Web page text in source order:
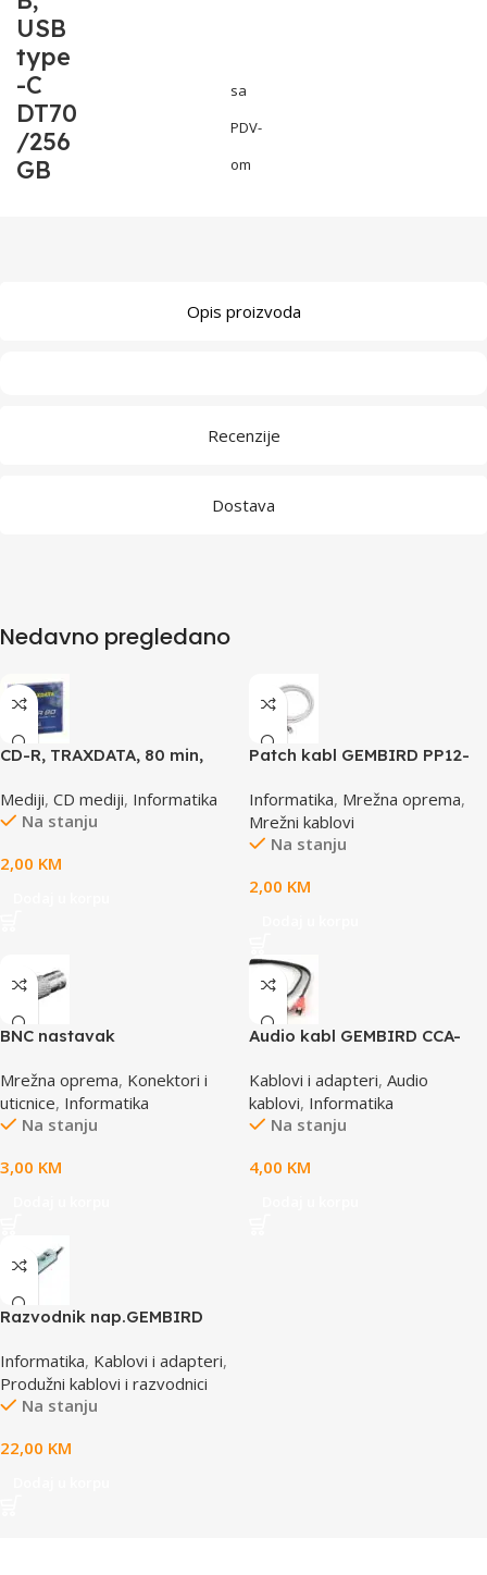
USB
type
-C
DT70
/256
GB
sa
PDV-
om
Opis proizvoda
Recenzije
Dostava
Nedavno pregledano
CD-R, TRAXDATA, 80 min,
Mediji, CD mediji, Informatika
Na stanju
2,00 KM
Patch kabl GEMBIRD PP12-
Informatika, Mrežna oprema,
Mrežni kablovi
Na stanju
2,00 KM
BNC nastavak
Mrežna oprema, Konektori i
uticnice, Informatika
Na stanju
3,00 KM
Audio kabl GEMBIRD CCA-
phono, 1,5m
Kablovi i adapteri, Audio
kablovi, Informatika
Na stanju
4,00 KM
Razvodnik nap.GEMBIRD
prekidač, 1,8M, osigurač,
prenaponska zaštita
Informatika, Kablovi i adapteri,
Produžni kablovi i razvodnici
Na stanju
22,00 KM